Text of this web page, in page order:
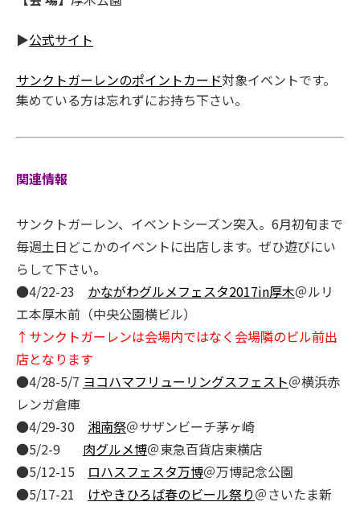
▶公式サイト
サンクトガーレンのポイントカード対象イベントです。
集めている方は忘れずにお持ち下さい。
関連情報
サンクトガーレン、イベントシーズン突入。6月初旬まで
毎週土日どこかのイベントに出店します。ぜひ遊びにい
らして下さい。
●4/22-23 かながわグルメフェスタ2017in厚木＠ルリ
エ本厚木前（中央公園横ビル）
↑サンクトガーレンは会場内ではなく会場隣のビル前出
店となります
●4/28-5/7 ヨコハマフリューリングスフェスト＠横浜赤
レンガ倉庫
●4/29-30 湘南祭＠サザンビーチ茅ヶ崎
●5/2-9 肉グルメ博＠東急百貨店東横店
●5/12-15 ロハスフェスタ万博＠万博記念公園
●5/17-21 けやきひろば春のビール祭り＠さいたま新